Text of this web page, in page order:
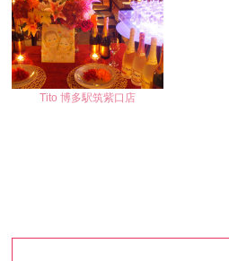
Tito 博多駅筑紫口店